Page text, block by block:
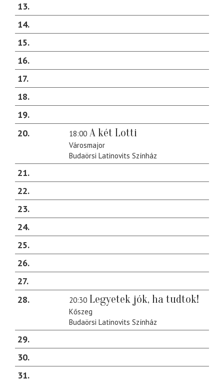
13
14
15
16
17
18
19
20
18:00 A két Lotti
Városmajor
Budaörsi Latinovits Színház
21
22
23
24
25
26
27
28
20:30 Legyetek jók, ha tudtok!
Kőszeg
Budaörsi Latinovits Színház
29
30
31